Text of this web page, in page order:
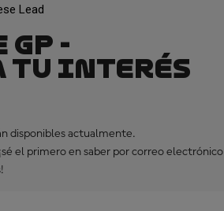
Lead
GP -
TU INTERÉS
disponibles actualmente.
el primero en saber por correo electrónico